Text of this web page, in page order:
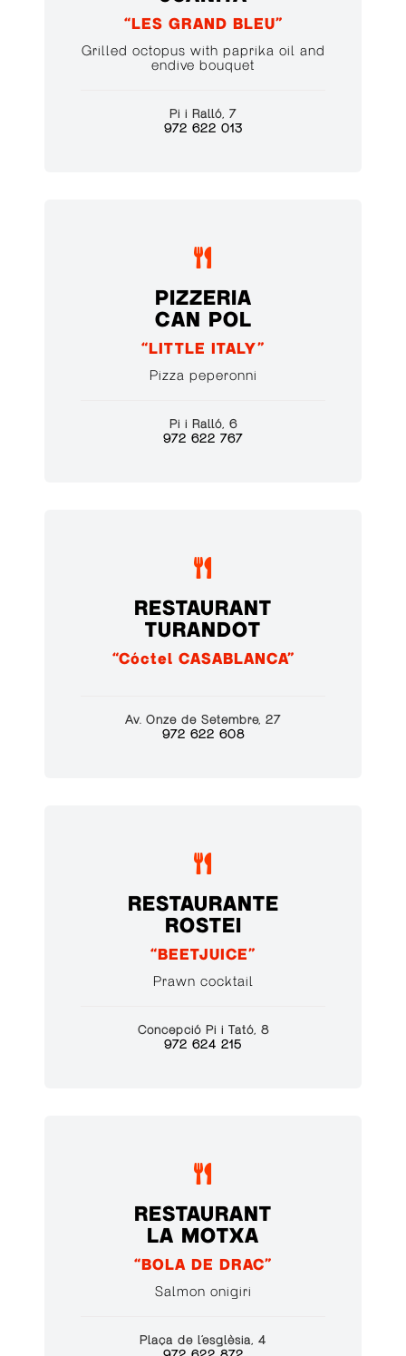
“LES GRAND BLEU”
Grilled octopus with paprika oil and
endive bouquet
Pi i Ralló, 7
972 622 013

PIZZERIA
CAN POL
“LITTLE ITALY”
Pizza peperonni
Pi i Ralló, 6
972 622 767

RESTAURANT
TURANDOT
“Cóctel CASABLANCA”
Av. Onze de Setembre, 27
972 622 608

RESTAURANTE
ROSTEI
“BEETJUICE”
Prawn cocktail
Concepció Pi i Tató, 8
972 624 215

RESTAURANT
LA MOTXA
“BOLA DE DRAC”
Salmon onigiri
Plaça de l’esglèsia, 4